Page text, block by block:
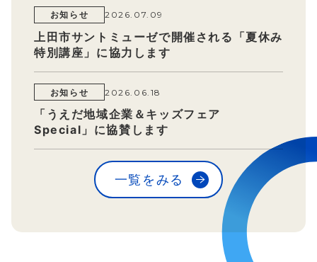
お知らせ 2026.07.09
上田市サントミューゼで開催される「夏休み
特別講座」に協力します
お知らせ 2026.06.18
「うえだ地域企業＆キッズフェア
Special」に協賛します
一覧をみる